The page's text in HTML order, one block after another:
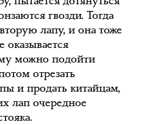
гвозди. Тогда
лапу, и она тоже
оказывается
можно подойти
отрезать
и продать китайцам,
лап очередное